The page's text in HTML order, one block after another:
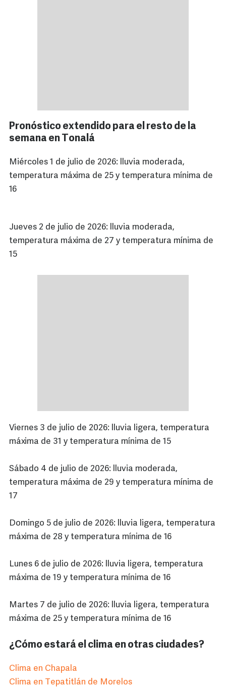
Pronóstico extendido para el resto de la
semana en Tonalá
Miércoles 1 de julio de 2026: lluvia moderada,
temperatura máxima de 25 y temperatura mínima de
16
Jueves 2 de julio de 2026: lluvia moderada,
temperatura máxima de 27 y temperatura mínima de
15
Viernes 3 de julio de 2026: lluvia ligera, temperatura
máxima de 31 y temperatura mínima de 15
Sábado 4 de julio de 2026: lluvia moderada,
temperatura máxima de 29 y temperatura mínima de
17
Domingo 5 de julio de 2026: lluvia ligera, temperatura
máxima de 28 y temperatura mínima de 16
Lunes 6 de julio de 2026: lluvia ligera, temperatura
máxima de 19 y temperatura mínima de 16
Martes 7 de julio de 2026: lluvia ligera, temperatura
máxima de 25 y temperatura mínima de 16
¿Cómo estará el clima en otras ciudades?
Clima en Chapala
Clima en Tepatitlán de Morelos